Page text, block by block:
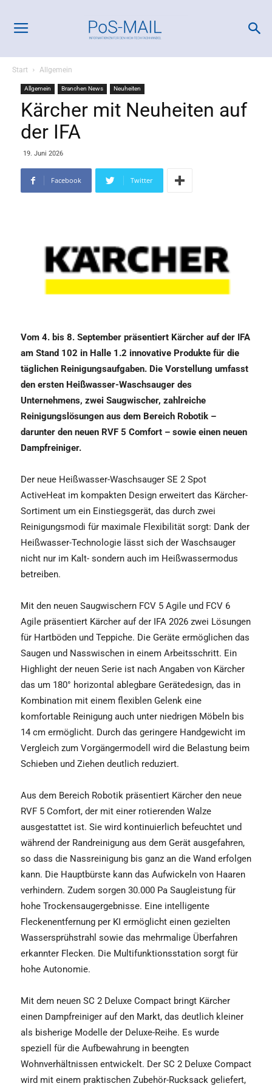
Start Allgemein
Allgemein Branchen News Neuheiten
Kärcher mit Neuheiten auf
der IFA
19. Juni 2026
Facebook Twitter
Vom 4. bis 8. September präsentiert Kärcher auf der IFA
am Stand 102 in Halle 1.2 innovative Produkte für die
täglichen Reinigungsaufgaben. Die Vorstellung umfasst
den ersten Heißwasser-Waschsauger des
Unternehmens, zwei Saugwischer, zahlreiche
Reinigungslösungen aus dem Bereich Robotik –
darunter den neuen RVF 5 Comfort – sowie einen neuen
Dampfreiniger.
Der neue Heißwasser-Waschsauger SE 2 Spot
ActiveHeat im kompakten Design erweitert das Kärcher-
Sortiment um ein Einstiegsgerät, das durch zwei
Reinigungsmodi für maximale Flexibilität sorgt: Dank der
Heißwasser-Technologie lässt sich der Waschsauger
nicht nur im Kalt- sondern auch im Heißwassermodus
betreiben.
Mit den neuen Saugwischern FCV 5 Agile und FCV 6
Agile präsentiert Kärcher auf der IFA 2026 zwei Lösungen
für Hartböden und Teppiche. Die Geräte ermöglichen das
Saugen und Nasswischen in einem Arbeitsschritt. Ein
Highlight der neuen Serie ist nach Angaben von Kärcher
das um 180° horizontal ablegbare Gerätedesign, das in
Kombination mit einem flexiblen Gelenk eine
komfortable Reinigung auch unter niedrigen Möbeln bis
14 cm ermöglicht. Durch das geringere Handgewicht im
Vergleich zum Vorgängermodell wird die Belastung beim
Schieben und Ziehen deutlich reduziert.
Aus dem Bereich Robotik präsentiert Kärcher den neue
RVF 5 Comfort, der mit einer rotierenden Walze
ausgestattet ist. Sie wird kontinuierlich befeuchtet und
während der Randreinigung aus dem Gerät ausgefahren,
so dass die Nassreinigung bis ganz an die Wand erfolgen
kann. Die Hauptbürste kann das Aufwickeln von Haaren
verhindern. Zudem sorgen 30.000 Pa Saugleistung für
hohe Trockensaugergebnisse. Eine intelligente
Fleckenentfernung per KI ermöglicht einen gezielten
Wassersprühstrahl sowie das mehrmalige Überfahren
erkannter Flecken. Die Multifunktionsstation sorgt für
hohe Autonomie.
Mit dem neuen SC 2 Deluxe Compact bringt Kärcher
einen Dampfreiniger auf den Markt, das deutlich kleiner
als bisherige Modelle der Deluxe-Reihe. Es wurde
speziell für die Aufbewahrung in beengten
Wohnverhältnissen entwickelt. Der SC 2 Deluxe Compact
wird mit einem praktischen Zubehör-Rucksack geliefert,